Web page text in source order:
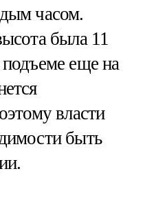
часом.
была 11
еще на
власти
быть